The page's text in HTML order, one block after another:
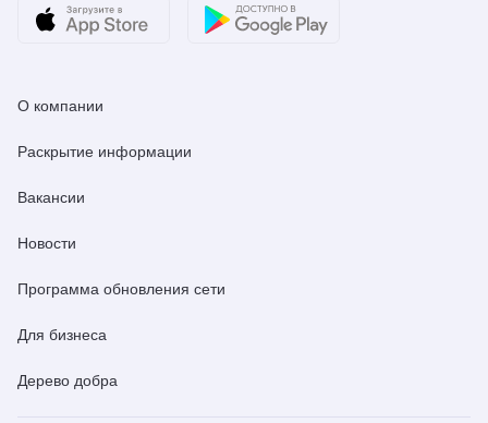
О компании
Раскрытие информации
Вакансии
Новости
Программа обновления сети
Для бизнеса
Дерево добра